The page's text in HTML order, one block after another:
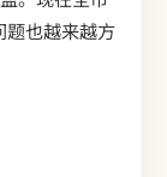
题也越来越方